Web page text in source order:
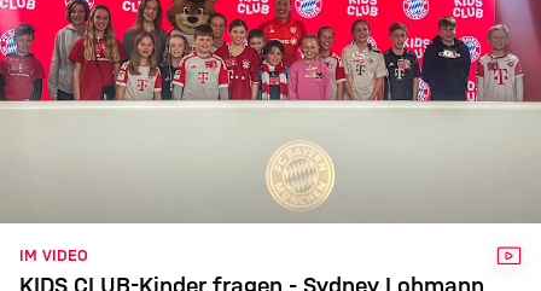
IM VIDEO
KIDS CLUB-Kinder fragen - Sydney Lohmann